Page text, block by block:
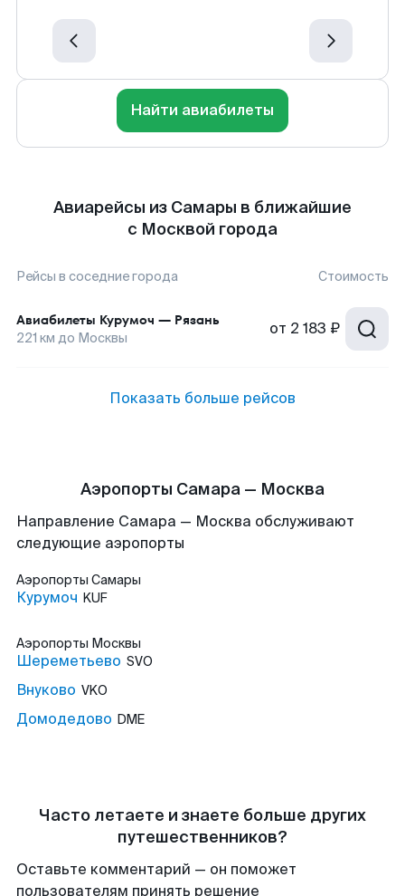
Найти авиабилеты
Авиарейсы из Самары в ближайшие
с Москвой города
Рейсы в соседние города Стоимость
Авиабилеты Курумоч — Рязань
221 км до Москвы от 2 183 ₽
Показать больше рейсов
Аэропорты Самара — Москва
Направление Самара — Москва обслуживают
следующие аэропорты
Аэропорты Самары
Курумоч KUF
Аэропорты Москвы
Шереметьево SVO
Внуково VKO
Домодедово DME
Часто летаете и знаете больше других
путешественников?
Оставьте комментарий — он поможет
пользователям принять решение